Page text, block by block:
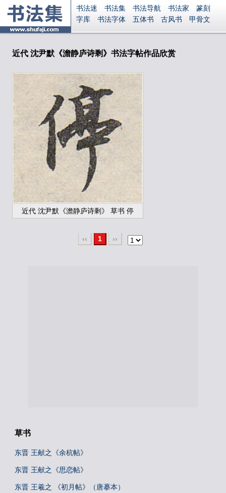
书法迷 书法集 书法导航 书法家
篆刻
字库
书法字体 五体书 古风书
甲骨文
集字
字形 大字 篆刻之家 字源
起名
识字 英语 印章
字体下载
免费字体
Ai矢量
P图宝 南无阿弥陀佛
安全网站
显广告
近代 沈尹默《澹静庐诗剩》书法字帖作品欣赏
近代 沈尹默《澹静庐诗剩》 草书 停
‹‹ 1 ››
草书
东晋 王献之《余杭帖》
东晋 王献之《思恋帖》
东晋 王羲之 《初月帖》（唐摹本）